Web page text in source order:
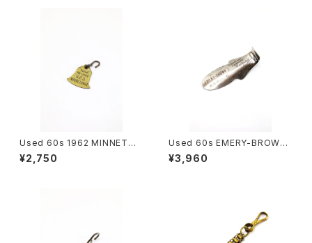
Used 60s 1962 MINNETON
KA Brass Dog tag 古着
¥2,750
Used 60s EMERY-BROWN
S Shoe Horn 古着
¥3,960